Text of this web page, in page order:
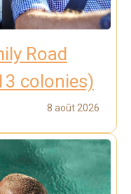
Road
colonies)
8 août 2026